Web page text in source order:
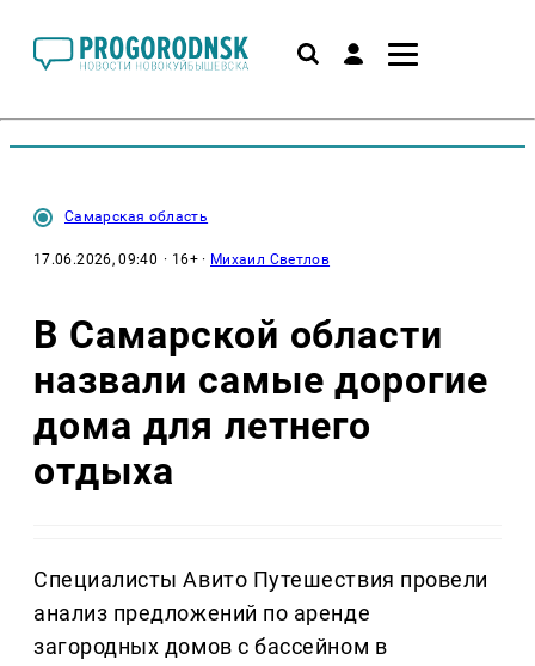
Самарская область
17.06.2026, 09:40 · 16+ · Михаил Светлов
В Самарской области
назвали самые дорогие
дома для летнего
отдыха
Специалисты Авито Путешествия провели
анализ предложений по аренде
загородных домов с бассейном в